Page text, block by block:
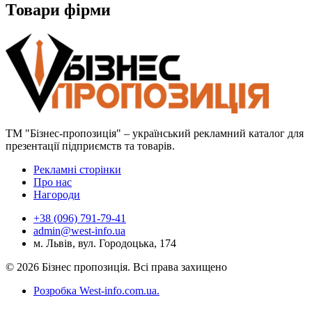
Товари фірми
ТМ "Бізнес-пропозиція" – український рекламний каталог для
презентації підприємств та товарів.
Рекламні сторінки
Про нас
Нагороди
+38 (096) 791-79-41
admin@west-info.ua
м. Львів, вул. Городоцька, 174
© 2026 Бізнес пропозиція. Всі права захищено
Розробка West-info.com.ua.